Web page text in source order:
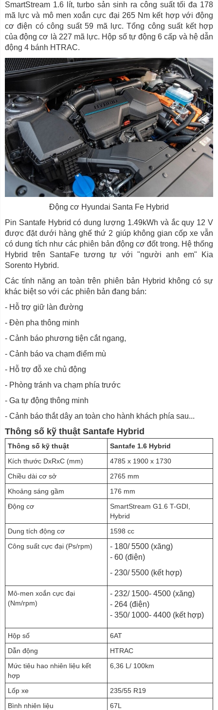
SmartStream 1.6 lít, turbo sản sinh ra công suất tối đa 178
mã lực và mô men xoắn cực đại 265 Nm kết hợp với động
cơ điện có công suất 59 mã lực. Tổng công suất kết hợp
của động cơ là 227 mã lực. Hộp số tự động 6 cấp và hệ dẫn
động 4 bánh HTRAC.
Động cơ Hyundai Santa Fe Hybrid
Pin Santafe Hybrid có dung lượng 1.49kWh và ắc quy 12 V
được đặt dưới hàng ghế thứ 2 giúp không gian cốp xe vẫn
có dung tích như các phiên bản động cơ đốt trong. Hệ thống
Hybrid trên SantaFe tương tự với "người anh em" Kia
Sorento Hybrid.
Các tính năng an toàn trên phiên bản Hybrid không có sự
khác biệt so với các phiên bản đang bán:
- Hỗ trợ giữ làn đường
- Đèn pha thông minh
- Cảnh báo phương tiện cắt ngang,
- Cảnh báo va chạm điểm mù
- Hỗ trợ đỗ xe chủ động
- Phòng tránh va chạm phía trước
- Ga tự động thông minh
- Cảnh báo thắt dây an toàn cho hành khách phía sau...
Thông số kỹ thuật Santafe Hybrid
Thông số kỹ thuật
Santafe 1.6 Hybrid
Kích thước DxRxC (mm)
4785 x 1900 x 1730
Chiều dài cơ sở
2765 mm
Khoảng sáng gầm
176 mm
Động cơ
SmartStream G1.6 T-GDI,
Hybrid
Dung tích động cơ
1598 cc
Công suất cực đại (Ps/rpm)
- 180/ 5500 (xăng)
- 60 (điện)
- 230/ 5500 (kết hợp)
Mô-men xoắn cực đại
(Nm/rpm)
- 232/ 1500- 4500 (xăng)
- 264 (điện)
- 350/ 1000- 4400 (kết hợp)
Hộp số
6AT
Dẫn động
HTRAC
Mức tiêu hao nhiên liệu kết
hợp
6,36 L/ 100km
Lốp xe
235/55 R19
Bình nhiên liệu
67L